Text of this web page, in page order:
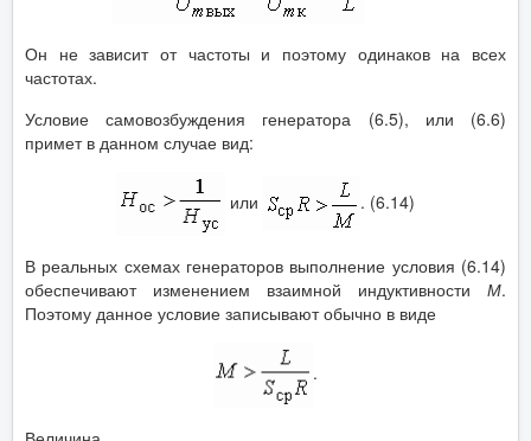
Он не зависит от частоты и поэтому одинаков на всех
частотах.
Условие самовозбуждения генератора (6.5), или (6.6)
примет в данном случае вид:
или . (6.14)
В реальных схемах генераторов выполнение условия (6.14)
обеспечивают изменением взаимной индуктивности М.
Поэтому данное условие записывают обычно в виде
.